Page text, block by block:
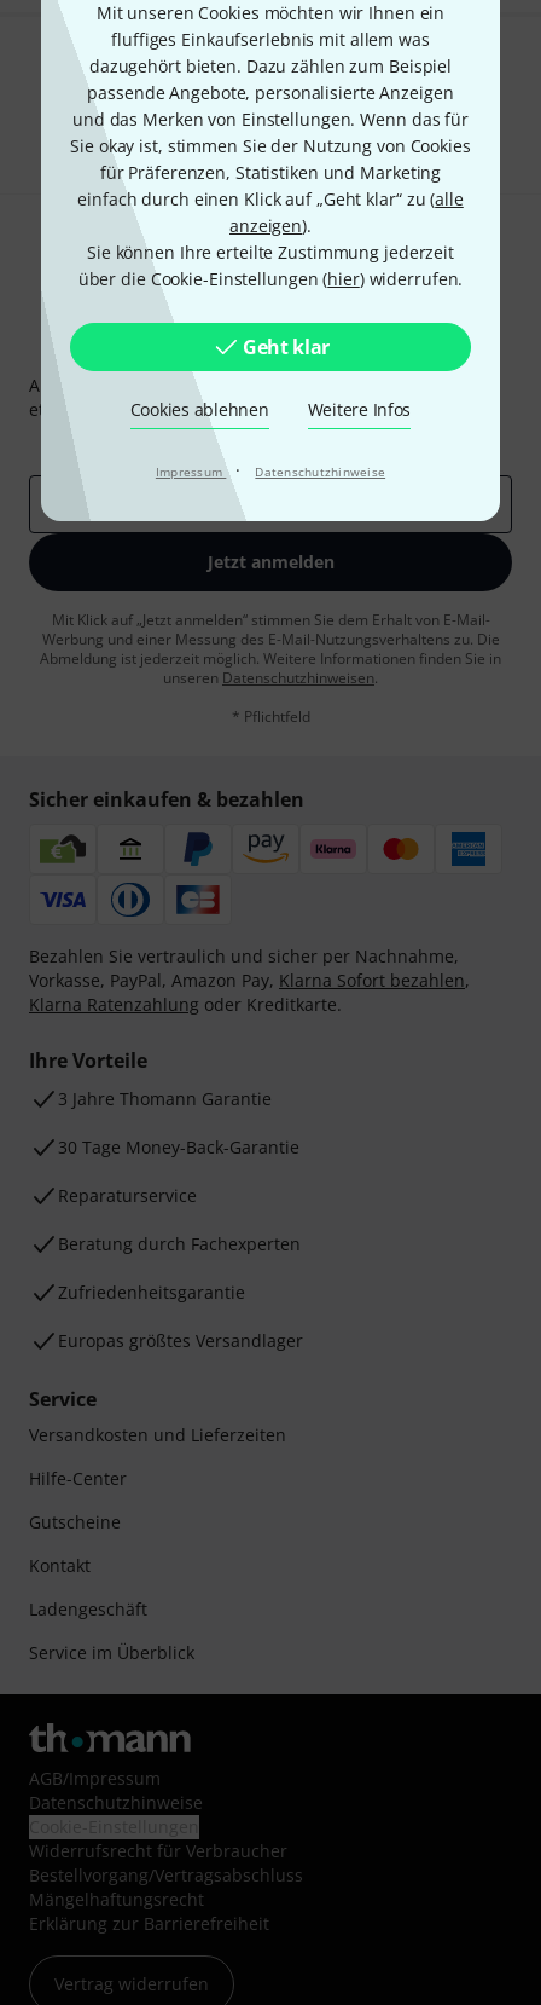
Mit unseren Cookies möchten wir Ihnen ein
fluffiges Einkaufserlebnis mit allem was
dazugehört bieten. Dazu zählen zum Beispiel
passende Angebote, personalisierte Anzeigen
und das Merken von Einstellungen. Wenn das für
Sie okay ist, stimmen Sie der Nutzung von Cookies
für Präferenzen, Statistiken und Marketing
einfach durch einen Klick auf „Geht klar“ zu (alle
anzeigen).
Sie können Ihre erteilte Zustimmung jederzeit
über die Cookie-Einstellungen (hier) widerrufen.
Geht klar
Cookies ablehnen Weitere Infos
Impressum · Datenschutzhinweise
Gefällt Ihnen, was Sie sehen?
Teilen Hilfe & Feedback
Thomann Newsletter
Abonniere den Thomann Newsletter und gewinne mit
etwas Glück einen von50 Gutscheinenüber jeweils
Inspirierende Beiträge
Jetzt anmelden
Mit Klick auf „Jetzt anmelden“ stimmen Sie dem Erhalt von E-Mail-
Werbung und einer Messung des E-Mail-Nutzungsverhaltens zu. Die
Abmeldung ist jederzeit möglich. Weitere Informationen finden Sie in
unseren Datenschutzhinweisen.
* Pflichtfeld
Sicher einkaufen & bezahlen
Bezahlen Sie vertraulich und sicher per Nachnahme,
Vorkasse, PayPal, Amazon Pay, Klarna Sofort bezahlen,
Klarna Ratenzahlung oder Kreditkarte.
Ihre Vorteile
3 Jahre Thomann Garantie
30 Tage Money-Back-Garantie
Reparaturservice
Beratung durch Fachexperten
Zufriedenheitsgarantie
Europas größtes Versandlager
Service
Versandkosten und Lieferzeiten
Hilfe-Center
Gutscheine
Kontakt
Ladengeschäft
Service im Überblick
AGB/Impressum
Datenschutzhinweise
Widerrufsrecht für Verbraucher
Bestellvorgang/Vertragsabschluss
Mängelhaftungsrecht
Erklärung zur Barrierefreiheit
Vertrag widerrufen